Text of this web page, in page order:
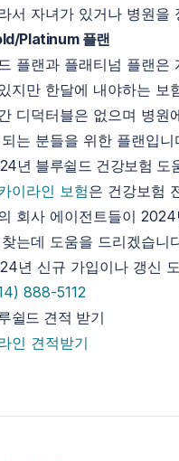
서 자녀가 있거나 병원을
Platinum 플랜
플랜과 플래티넘 플랜은
지만 한달에 내야하는 보
디덕터블은 없으며 병원
는 분들을 위한 플랜입니
년 블루쉴드 건강보험 도
이라인 보험은 건강보험
회사 에이전트들이
는데 도움을 드리겠습니
년 신규 가입이나 갱신
888-5112
쉴드 견적 받기
인 견적받기